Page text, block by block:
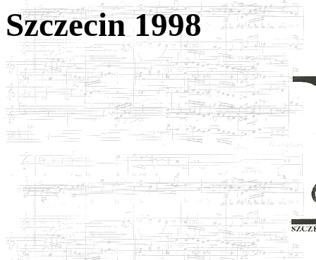
Szczecin 1998